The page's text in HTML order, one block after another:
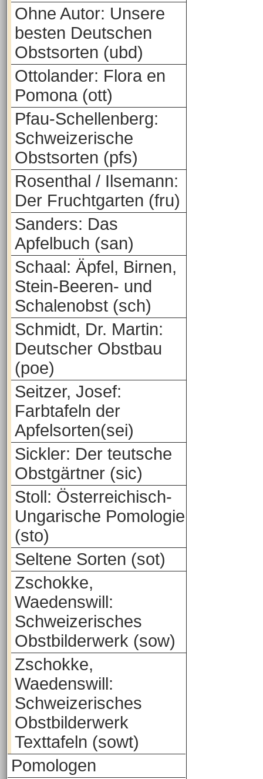
Ohne Autor: Unsere
besten Deutschen
Obstsorten (ubd)
Ottolander: Flora en
Pomona (ott)
Pfau-Schellenberg:
Schweizerische
Obstsorten (pfs)
Rosenthal / Ilsemann:
Der Fruchtgarten (fru)
Sanders: Das
Apfelbuch (san)
Schaal: Äpfel, Birnen,
Stein-Beeren- und
Schalenobst (sch)
Schmidt, Dr. Martin:
Deutscher Obstbau
(poe)
Seitzer, Josef:
Farbtafeln der
Apfelsorten(sei)
Sickler: Der teutsche
Obstgärtner (sic)
Stoll: Österreichisch-
Ungarische Pomologie
(sto)
Seltene Sorten (sot)
Zschokke,
Waedenswill:
Schweizerisches
Obstbilderwerk (sow)
Zschokke,
Waedenswill:
Schweizerisches
Obstbilderwerk
Texttafeln (sowt)
Pomologen